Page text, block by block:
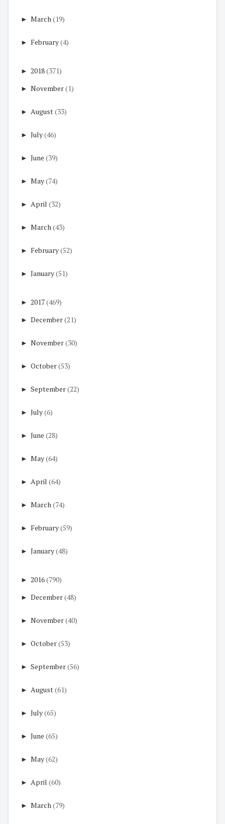
► March(19)
► February(4)
► 2018(371)
► November(1)
► August(33)
► July(46)
► June (39)
► May(74)
► April (32)
► March(43)
► February(52)
► January(51)
► 2017(469)
► December(21)
► November(30)
► October(53)
► September(22)
► July(6)
► June (28)
► May(64)
► April (64)
► March(74)
► February(59)
► January(48)
► 2016(790)
► December(48)
► November(40)
► October(53)
► September(56)
► August(61)
► July(65)
► June (65)
► May(62)
► April (60)
► March(79)